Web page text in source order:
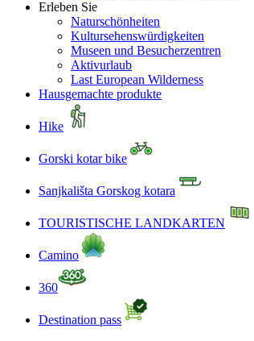
Erleben Sie
Naturschönheiten
Kultursehenswürdigkeiten
Museen und Besucherzentren
Aktivurlaub
Last European Wilderness
Hausgemachte produkte
Hike
Gorski kotar bike
Sanjkališta Gorskog kotara
TOURISTISCHE LANDKARTEN
Camino
360
Destination pass